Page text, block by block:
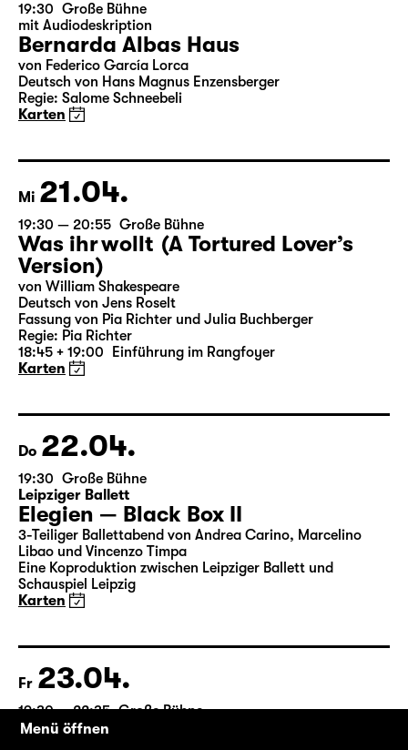
19:30 Große Bühne
mit Audiodeskription
Bernarda Albas Haus
von Federico García Lorca
Deutsch von Hans Magnus Enzensberger
Regie: Salome Schneebeli
Karten
Mi 21.04.
19:30 — 20:55 Große Bühne
Was ihr wollt (A Tortured Lover’s
Version)
von William Shakespeare
Deutsch von Jens Roselt
Fassung von Pia Richter und Julia Buchberger
Regie: Pia Richter
18:45 + 19:00
Einführung im Rangfoyer
Karten
Do 22.04.
19:30 Große Bühne
Leipziger Ballett
Elegien — Black Box II
3-Teiliger Ballettabend von Andrea Carino, Marcelino
Libao und Vincenzo Timpa
Eine Koproduktion zwischen Leipziger Ballett und
Schauspiel Leipzig
Karten
Fr 23.04.
19:30 — 22:35 Große Bühne
Die Jungfrau von Orleans
Menü öffnen